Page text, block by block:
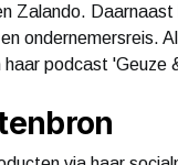
Zalando.
ondernemersreis.
podcast 'Geuze